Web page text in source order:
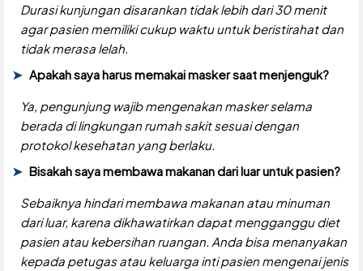
Durasi kunjungan disarankan tidak lebih dari 30 menit
agar pasien memiliki cukup waktu untuk beristirahat dan
tidak merasa lelah.
Apakah saya harus memakai masker saat menjenguk?
Ya, pengunjung wajib mengenakan masker selama
berada di lingkungan rumah sakit sesuai dengan
protokol kesehatan yang berlaku.
Bisakah saya membawa makanan dari luar untuk pasien?
Sebaiknya hindari membawa makanan atau minuman
dari luar, karena dikhawatirkan dapat mengganggu diet
pasien atau kebersihan ruangan. Anda bisa menanyakan
kepada petugas atau keluarga inti pasien mengenai jenis